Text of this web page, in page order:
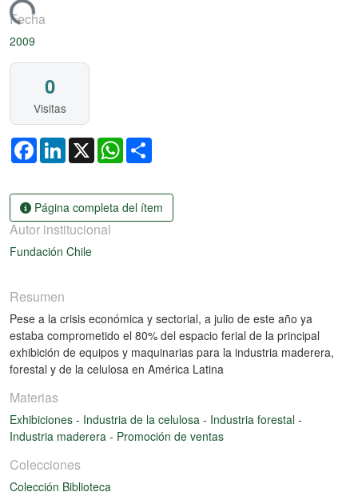
Cargando...
Fecha
2009
0
Visitas
FacebookLinkedIn
X WhatsApp
Página completa del ítem
Autor institucional
Fundación Chile
Resumen
Pese a la crisis económica y sectorial, a julio de este año ya
estaba comprometido el 80% del espacio ferial de la principal
exhibición de equipos y maquinarias para la industria maderera,
forestal y de la celulosa en América Latina
Materias
Exhibiciones - Industria de la celulosa - Industria forestal -
Industria maderera - Promoción de ventas
Colecciones
Colección Biblioteca